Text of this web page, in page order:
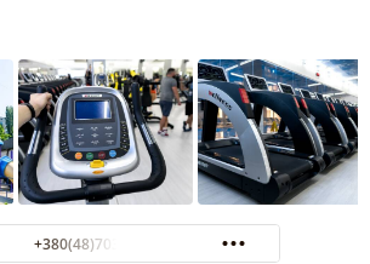
+380(48)703-92-99